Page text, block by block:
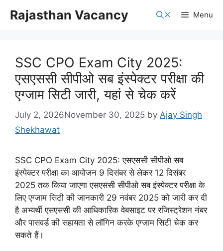
Rajasthan Vacancy Menu
SSC CPO Exam City 2025:
एसएससी सीपीओ सब इंस्पेक्टर परीक्षा की
एग्जाम सिटी जारी, यहां से चेक करें
July 2, 2026November 30, 2025 by Ajay Singh
Shekhawat
SSC CPO Exam City 2025: एसएससी सीपीओ सब
इंस्पेक्टर परीक्षा का आयोजन 9 दिसंबर से लेकर 12 दिसंबर
2025 तक किया जाएगा एसएससी सीपीओ सब इंस्पेक्टर परीक्षा के
लिए एग्जाम सिटी की जानकारी 29 नवंबर 2025 को जारी कर दी
है अभ्यर्थी एसएससी की आधिकारिक वेबसाइट पर रजिस्ट्रेशन नंबर
और पासवर्ड की सहायता से लॉगिन करके एग्जाम सिटी चेक कर
सकते हैं।